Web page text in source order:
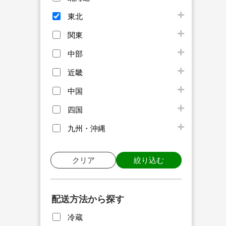
東北
関東
中部
近畿
中国
四国
九州・沖縄
クリア 絞り込む
配送方法から探す
冷蔵